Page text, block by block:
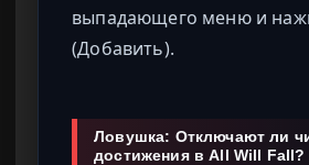
выпадающего меню и
(Добавить).
Ловушка: Отключают ли
достижения в All Will Fall?